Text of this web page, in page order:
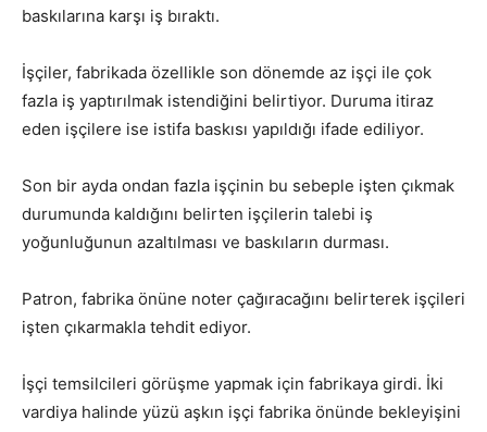
baskılarına karşı iş bıraktı.
İşçiler, fabrikada özellikle son dönemde az işçi ile çok
fazla iş yaptırılmak istendiğini belirtiyor. Duruma itiraz
eden işçilere ise istifa baskısı yapıldığı ifade ediliyor.
Son bir ayda ondan fazla işçinin bu sebeple işten çıkmak
durumunda kaldığını belirten işçilerin talebi iş
yoğunluğunun azaltılması ve baskıların durması.
Patron, fabrika önüne noter çağıracağını belirterek işçileri
işten çıkarmakla tehdit ediyor.
İşçi temsilcileri görüşme yapmak için fabrikaya girdi. İki
vardiya halinde yüzü aşkın işçi fabrika önünde bekleyişini